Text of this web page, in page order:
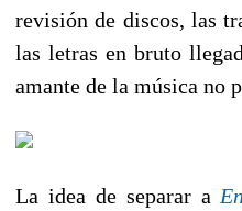
revisión de discos, las
las letras en bruto
amante de la música no
La idea de separar a 